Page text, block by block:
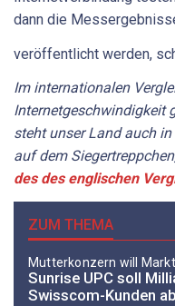
dann die
veröffentlicht werden,
Im internationalen
Internetgeschwindigkeit
steht unser Land auch
auf dem
des des englischen
ZUM THEMA
Mutterkonzern will
Sunrise UPC soll
Swisscom-Kunden